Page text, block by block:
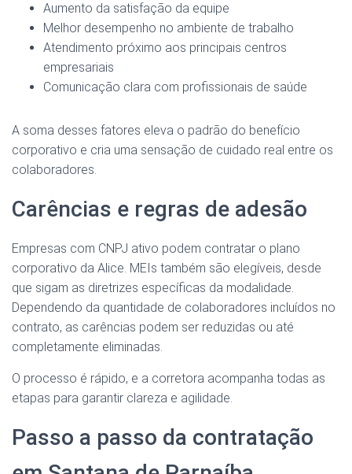
Aumento da satisfação da equipe
Melhor desempenho no ambiente de trabalho
Atendimento próximo aos principais centros
empresariais
Comunicação clara com profissionais de saúde
A soma desses fatores eleva o padrão do benefício
corporativo e cria uma sensação de cuidado real entre os
colaboradores.
Carências e regras de adesão
Empresas com CNPJ ativo podem contratar o plano
corporativo da Alice. MEIs também são elegíveis, desde
que sigam as diretrizes específicas da modalidade.
Dependendo da quantidade de colaboradores incluídos no
contrato, as carências podem ser reduzidas ou até
completamente eliminadas.
O processo é rápido, e a corretora acompanha todas as
etapas para garantir clareza e agilidade.
Passo a passo da contratação